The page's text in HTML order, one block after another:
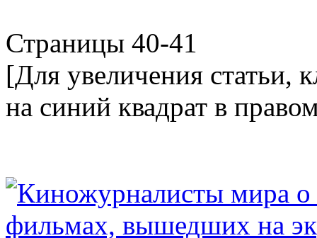
Страницы 40-41
[Для увеличения статьи,
на синий квадрат в